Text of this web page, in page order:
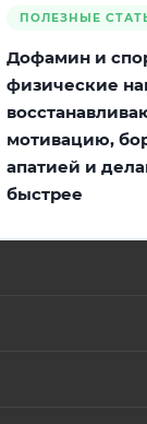
ПОЛЕЗНЫЕ
Дофамин и
физические
мотивацию,
апатией и
быстрее